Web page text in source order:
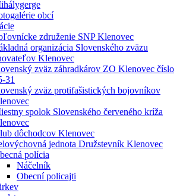
obcí
združenie SNP Klenovec
organizácia Slovenského zväzu
Klenovec
zväz záhradkárov ZO Klenovec číslo
31
zväz protifašistických bojovníkov
spolok Slovenského červeného kríža
dôchodcov Klenovec
jednota Družstevník Klenovec
polícia
Náčelník
Obecní policajti